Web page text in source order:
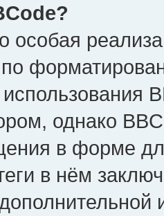
особая
однако
в форме
в нём